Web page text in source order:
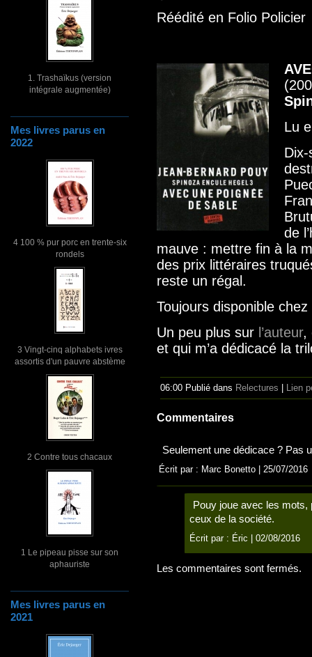
1. Trashaïkus (version
intégrale augmentée)
Mes livres parus en
2022
4 100 % pur porc en trente-six
rondels
3 Vingt-cinq alphabets ivres
assortis d'un pauvre abstème
2 Contre tous chacaux
1 Le pipeau pisse sur son
aphauriste
Mes livres parus en
2021
Réédité en Folio Policier
Lu
de
mauve : mettre fin à la
des prix littéraires
reste un régal.
Toujours disponible chez
Un peu plus sur l’auteur,
et qui m’a dédicacé la
06:00 Publié dans Relectures Lien
Commentaires
Seulement une dédicace ? Pas
Écrit par : Marc Bonetto | 25/07/2016
Pouy joue avec les
ceux de la société.
Écrit par : Éric | 02/08/2016
Les commentaires sont fermés.